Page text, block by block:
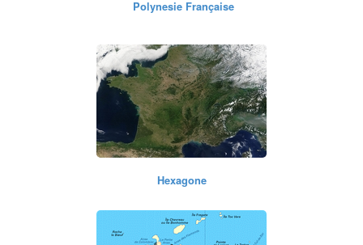
Polynesie Française
Hexagone